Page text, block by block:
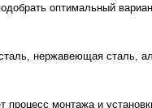
оптимальный
нержавеющая сталь,
монтажа и